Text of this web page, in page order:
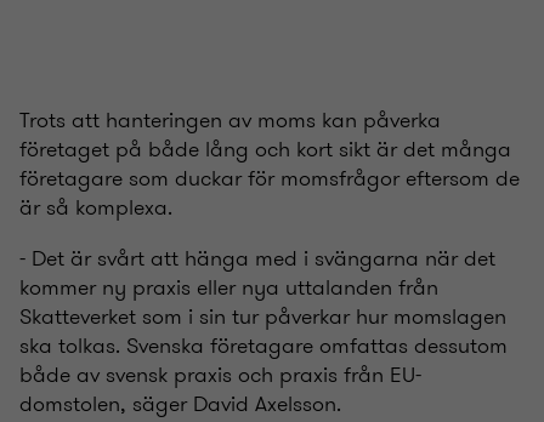
Trots att hanteringen av moms kan påverka
företaget på både lång och kort sikt är det många
företagare som duckar för momsfrågor eftersom de
är så komplexa.
- Det är svårt att hänga med i svängarna när det
kommer ny praxis eller nya uttalanden från
Skatteverket som i sin tur påverkar hur momslagen
ska tolkas. Svenska företagare omfattas dessutom
både av svensk praxis och praxis från EU-
domstolen, säger David Axelsson.